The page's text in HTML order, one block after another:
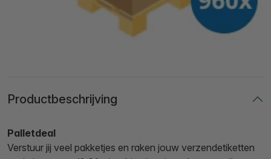
Productbeschrijving
Palletdeal
Verstuur jij veel pakketjes en raken jouw verzendetiketten